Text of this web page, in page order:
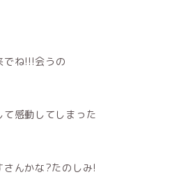
でね!!!会うの
感動してしまった
さんかな?たのしみ!